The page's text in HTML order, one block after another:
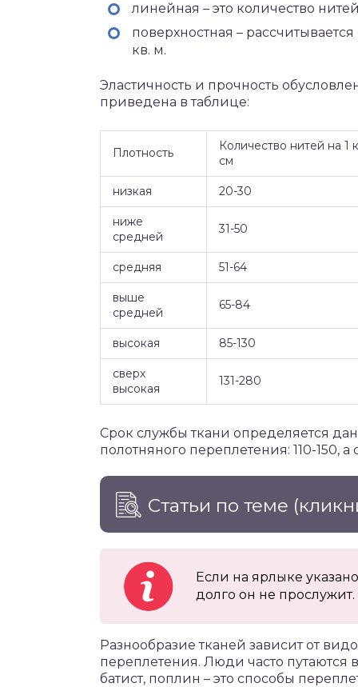
линейная – это количество
поверхностная –
кв. м.
Эластичность и прочность
приведена в таблице:
Плотность
Количество нитей на 1
см
низкая 20-30
ниже
средней
31-50
средняя 51-64
выше
средней
65-84
высокая 85-130
сверх
высокая
131-280
Срок службы ткани определяется
полотняного переплетения: 110-150, а
Статьи по теме
Если на ярлыке
долго он не прослужит.
Разнообразие тканей зависит от
переплетения. Люди часто путаются
батист, поплин – это способы